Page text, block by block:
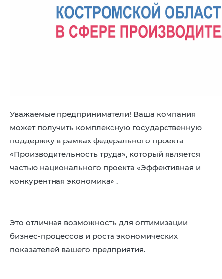
Уважаемые предприниматели! Ваша компания
может получить комплексную государственную
поддержку в рамках федерального проекта
«Производительность труда», который является
частью национального проекта «Эффективная и
конкурентная экономика» .
Это отличная возможность для оптимизации
бизнес-процессов и роста экономических
показателей вашего предприятия.